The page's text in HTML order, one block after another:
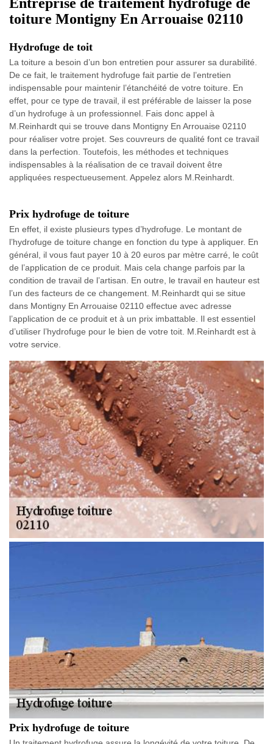
Entreprise de traitement hydrofuge de
toiture Montigny En Arrouaise 02110
Hydrofuge de toit
La toiture a besoin d’un bon entretien pour assurer sa durabilité.
De ce fait, le traitement hydrofuge fait partie de l’entretien
indispensable pour maintenir l’étanchéité de votre toiture. En
effet, pour ce type de travail, il est préférable de laisser la pose
d’un hydrofuge à un professionnel. Fais donc appel à
M.Reinhardt qui se trouve dans Montigny En Arrouaise 02110
pour réaliser votre projet. Ses couvreurs de qualité font ce travail
dans la perfection. Toutefois, les méthodes et techniques
indispensables à la réalisation de ce travail doivent être
appliquées respectueusement. Appelez alors M.Reinhardt.
Prix hydrofuge de toiture
En effet, il existe plusieurs types d’hydrofuge. Le montant de
l’hydrofuge de toiture change en fonction du type à appliquer. En
général, il vous faut payer 10 à 20 euros par mètre carré, le coût
de l’application de ce produit. Mais cela change parfois par la
condition de travail de l’artisan. En outre, le travail en hauteur est
l’un des facteurs de ce changement. M.Reinhardt qui se situe
dans Montigny En Arrouaise 02110 effectue avec adresse
l’application de ce produit et à un prix imbattable. Il est essentiel
d’utiliser l’hydrofuge pour le bien de votre toit. M.Reinhardt est à
votre service.
Prix hydrofuge de toiture